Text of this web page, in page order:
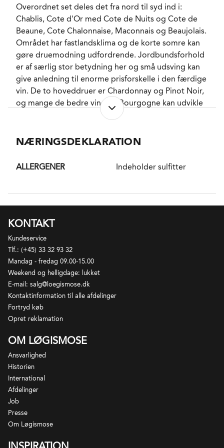
producerede vine, og for at forventningsafstemme
og gøre det lidt nemmere at navigere i dette
spændende univers, har vi valgt at graduere
oplevelsen på en skala fra 1 til 4. Her oplever vi
Forvent ingen eller meget begrænsede
naturvinskarakteristika
Overordnet set deles det fra nord til syd ind i:
Chablis, Cote d'Or med Cote de Nuits og Cote de
Beaune, Cote Chalonnaise, Maconnais og Beaujolais.
Området har fastlandsklima og de korte somre kan
gøre druemodning udfordrende. Jordbundsforhold
er af særlig stor betydning her og små udsving kan
give anledning til enorme prisforskelle i den færdige
vin. De to hoveddruer er Chardonnay og Pinot Noir,
og mange de bedre vine fra Bourgogne kan udvikle
sig adskillige år i flasken. I Maconnais dyrkes den
stort set kun fokuserer på den blå drue Gamay.
NÆRINGSDEKLARATION
ALLERGENER Indeholder sulfitter
KONTAKT
Kundeservice
Tlf.: (+45) 33 32 93 32
Mandag - fredag 09.00-15.00
Weekend og helligdage: lukket
E-mail: salg@loegismose.dk
Kontaktinformation til alle afdelinger
Fortryd køb
Opret reklamation
OM LØGISMOSE
Ansvarlighed
Historien
International
Afdelinger
Job
Presse
Om Løgismose